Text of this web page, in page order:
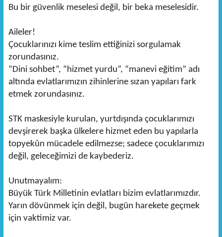
Bu bir güvenlik meselesi değil, bir beka meselesidir.
Aileler!
Çocuklarınızı kime teslim ettiğinizi sorgulamak
zorundasınız.
“Dini sohbet”, “hizmet yurdu”, “manevi eğitim” adı
altında evlatlarımızın zihinlerine sızan yapıları fark
etmek zorundasınız.
STK maskesiyle kurulan, yurtdışında çocuklarımızı
devşirerek başka ülkelere hizmet eden bu yapılarla
topyekûn mücadele edilmezse; sadece çocuklarımızı
değil, geleceğimizi de kaybederiz.
Unutmayalım:
Büyük Türk Milletinin evlatları bizim evlatlarımızdır.
Yarın dövünmek için değil, bugün harekete geçmek
için vaktimiz var.